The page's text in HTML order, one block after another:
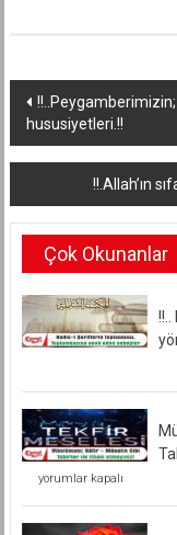
Yazı
dolaşımı
hususiyetleri.!!
!!.Allah’ın
Çok Okunanlar
Müslüman’ı;
Münafıklık
Ve
yorumlar kapalı